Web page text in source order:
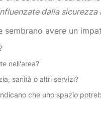
dalla
avere un
nell'area?
sanità o altri servizi?
che uno spazio